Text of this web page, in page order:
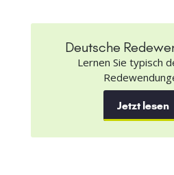
Deutsche
Lernen Sie typisch
Jetzt lesen